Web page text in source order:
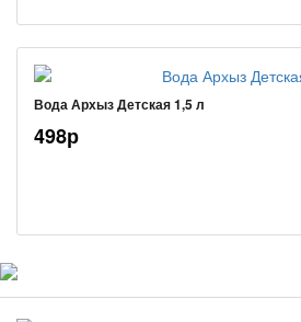
Вода Архыз Детская 1,5 л
498р